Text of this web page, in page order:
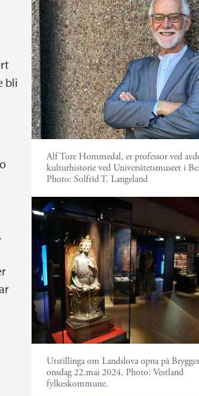
bli
Alf Tore Hommedal, er professor ved
kulturhistorie ved Universitetsmuseet i
Photo:Solfrid T. Langeland
Utstillinga om Landslova opna på
onsdag 22.mai 2024. Photo:Vestland
fylkeskommune.